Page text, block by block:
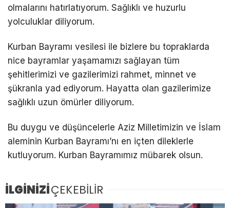
olmalarını hatırlatıyorum. Sağlıklı ve huzurlu
yolculuklar diliyorum.
Kurban Bayramı vesilesi ile bizlere bu topraklarda
nice bayramlar yaşamamızı sağlayan tüm
şehitlerimizi ve gazilerimizi rahmet, minnet ve
şükranla yad ediyorum. Hayatta olan gazilerimize
sağlıklı uzun ömürler diliyorum.
Bu duygu ve düşüncelerle Aziz Milletimizin ve İslam
aleminin Kurban Bayramı’nı en içten dileklerle
kutluyorum. Kurban Bayramımız mübarek olsun.
İLGİNİZİÇEKEBİLİR